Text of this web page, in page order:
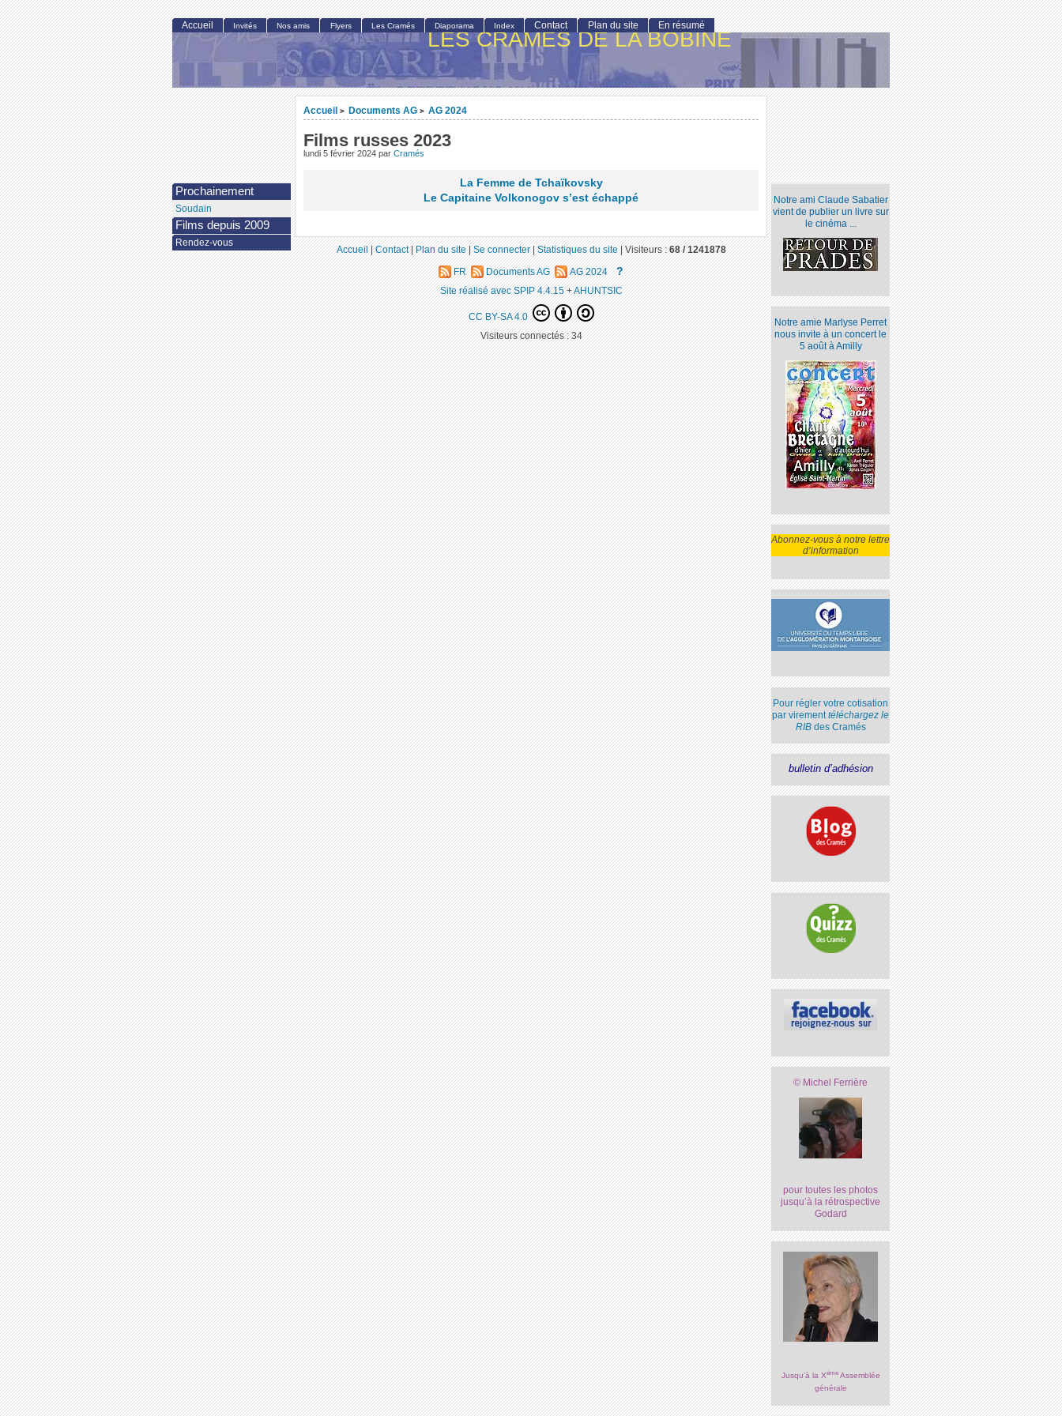
LES CRAMÉS DE LA BOBINE
Accueil > Documents AG > AG 2024
Films russes 2023
lundi 5 février 2024 par Cramés
La Femme de Tchaïkovsky
Le Capitaine Volkonogov s’est échappé
Notre ami Claude Sabatier
vient de publier un livre sur
le cinéma ...
Notre amie Marlyse Perret
nous invite à un concert le
5 août à Amilly
Abonnez-vous à notre lettre
d’information
Pour régler votre cotisation
par virementtéléchargez le
RIBdes Cramés
bulletin d’adhésion
© Michel Ferrière
pour toutes les photos
jusqu’à la rétrospective
Godard
Jusqu’à la XèmeAssemblée
générale
Accueil Invités Nos amis Flyers Les Cramés Diaporama Index Contact Plan du site En résumé
Prochainement
Soudain
Films depuis 2009
Rendez-vous
Accueil|Contact|Plan du site|Se connecter|Statistiques du site|Visiteurs :68 / 1241878
FR Documents AG AG 2024 ?
Site réalisé avec SPIP 4.4.15+AHUNTSIC
CC BY-SA 4.0
Visiteurs connectés :34